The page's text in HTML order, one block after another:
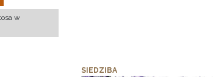
w
SIEDZIBA